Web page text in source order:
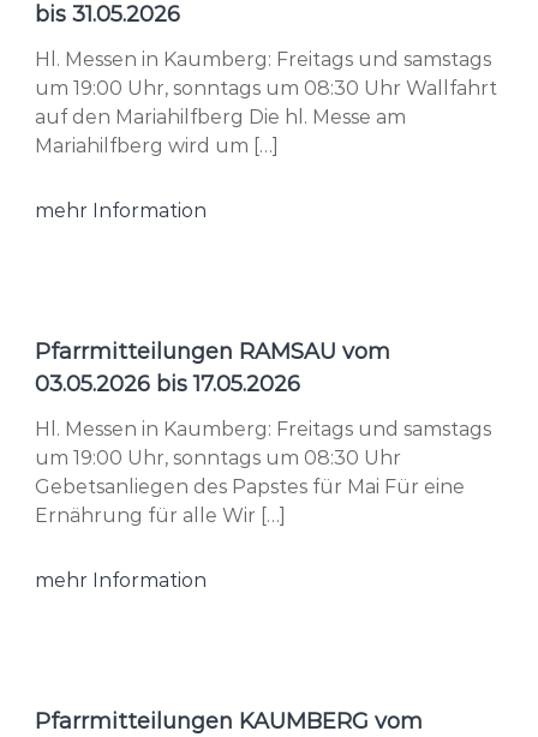
bis 31.05.2026
Hl. Messen in Kaumberg: Freitags und samstags
um 19:00 Uhr, sonntags um 08:30 Uhr Wallfahrt
auf den Mariahilfberg Die hl. Messe am
Mariahilfberg wird um […]
mehr Information
Pfarrmitteilungen RAMSAU vom
03.05.2026 bis 17.05.2026
Hl. Messen in Kaumberg: Freitags und samstags
um 19:00 Uhr, sonntags um 08:30 Uhr
Gebetsanliegen des Papstes für Mai Für eine
Ernährung für alle Wir […]
mehr Information
Pfarrmitteilungen KAUMBERG vom